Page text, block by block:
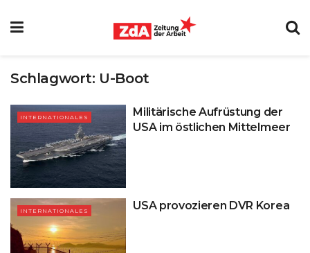
Schlagwort: U-Boot
INTERNATIONALES
Militärische Aufrüstung der
USA im östlichen Mittelmeer
INTERNATIONALES USA provozieren DVR Korea